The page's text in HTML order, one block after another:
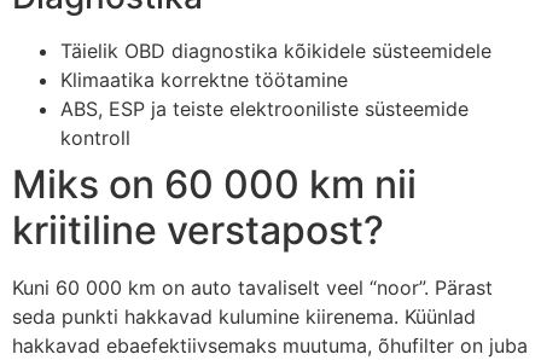
Täielik OBD diagnostika kõikidele süsteemidele
Klimaatika korrektne töötamine
ABS, ESP ja teiste elektrooniliste süsteemide
kontroll
Miks on 60 000 km nii
kriitiline verstapost?
Kuni 60 000 km on auto tavaliselt veel “noor”. Pärast
seda punkti hakkavad kulumine kiirenema. Küünlad
hakkavad ebaefektiivsemaks muutuma, õhufilter on juba